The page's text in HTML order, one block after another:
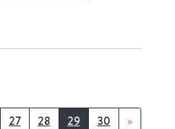
27 28 29 30 »